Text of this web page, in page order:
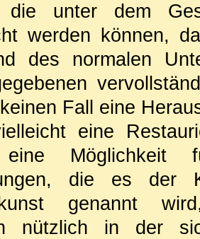
die unter dem
werden können,
des normalen
Fall eine
eine
Möglichkeit
die es der
genannt
nützlich in der